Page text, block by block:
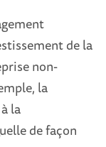
de la
non-
la
la
de façon